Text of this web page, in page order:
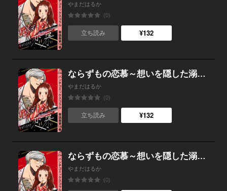
やまだはるか
(0)
立ち読み ¥132
ならずもの恋慕～想いを隠した溺愛ヤクザ～ 単話版第18巻
やまだはるか
(0)
立ち読み ¥132
ならずもの恋慕～想いを隠した溺愛ヤクザ～ 単話版第17巻
やまだはるか
(0)